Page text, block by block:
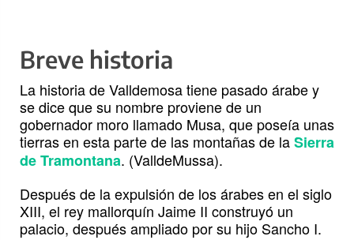
Breve historia
La historia de Valldemosa tiene pasado árabe y
se dice que su nombre proviene de un
gobernador moro llamado Musa, que poseía unas
tierras en esta parte de las montañas de laSierra
de Tramontana. (ValldeMussa).
Después de la expulsión de los árabes en el siglo
XIII, el rey mallorquín Jaime II construyó un
palacio, después ampliado por su hijo Sancho I.